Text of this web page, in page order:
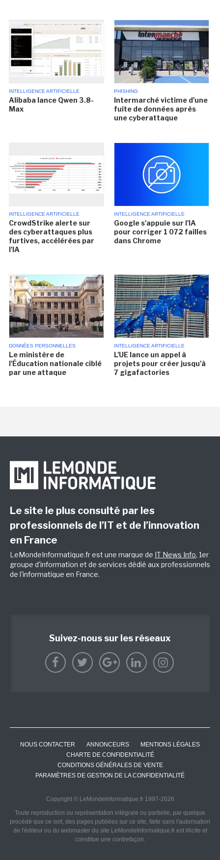
INTELLIGENCE ARTIFICIELLE
Alibaba lance Qwen 3.8-
Max
PHISHING
Intermarché victime d'une
fuite de données après
une cyberattaque
INTELLIGENCE ARTIFICIELLE
CrowdStrike alerte sur
des cyberattaques plus
furtives, accélérées par
l'IA
INTELLIGENCE ARTIFICIELLE
Google s'appuie sur l'IA
pour corriger 1 072 failles
dans Chrome
DONNÉES PERSONNELLES
Le ministère de
l'Éducation nationale ciblé
par une attaque
INTELLIGENCE ARTIFICIELLE
L'UE lance un appel à
projets pour créer jusqu'à
7 gigafactories
Le site le plus consulté par les
professionnels de l’IT et de l’innovation
en France
LeMondeInformatique.fr est une marque de IT News Info, 1er
groupe d'information et de services dédié aux professionnels
de l'informatique en France.
Suivez-nous sur les réseaux
NOUS CONTACTER ANNONCEURS
MENTIONS LÉGALES
CHARTE DE CONFIDENTIALITÉ
CONDITIONS GÉNÉRALES DE VENTE
PARAMÈTRES DE GESTION DE LA CONFIDENTIALITÉ
Copyright © LeMondeInformatique.fr 1997-2026
Toute reproduction ou représentation intégrale ou partielle, par quelque
procédé que ce soit, des pages publiées sur ce site, faite sans l'autorisation
de l'éditeur ou du webmaster du site LeMondeInformatique.fr est illicite et
constitue une contrefaçon.